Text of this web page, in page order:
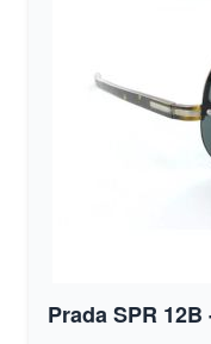
Prada SPR 12B